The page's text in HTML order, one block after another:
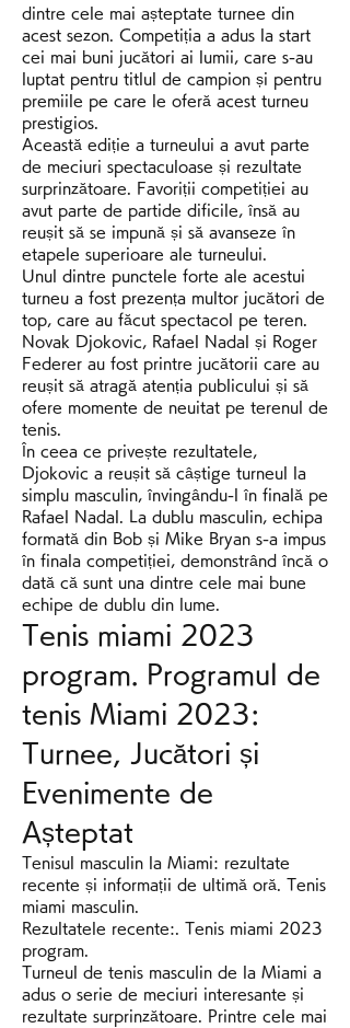
dintre cele mai așteptate turnee din
acest sezon. Competiția a adus la start
cei mai buni jucători ai lumii, care s-au
luptat pentru titlul de campion și pentru
premiile pe care le oferă acest turneu
prestigios.
Această ediție a turneului a avut parte
de meciuri spectaculoase și rezultate
surprinzătoare. Favoriții competiției au
avut parte de partide dificile, însă au
reușit să se impună și să avanseze în
etapele superioare ale turneului.
Unul dintre punctele forte ale acestui
turneu a fost prezența multor jucători de
top, care au făcut spectacol pe teren.
Novak Djokovic, Rafael Nadal și Roger
Federer au fost printre jucătorii care au
reușit să atragă atenția publicului și să
ofere momente de neuitat pe terenul de
tenis.
În ceea ce privește rezultatele,
Djokovic a reușit să câștige turneul la
simplu masculin, învingându-l în finală pe
Rafael Nadal. La dublu masculin, echipa
formată din Bob și Mike Bryan s-a impus
în finala competiției, demonstrând încă o
dată că sunt una dintre cele mai bune
echipe de dublu din lume.
Tenis miami 2023
program. Programul de
tenis Miami 2023:
Turnee, Jucători și
Evenimente de
Așteptat
Tenisul masculin la Miami: rezultate
recente și informații de ultimă oră. Tenis
miami masculin.
Rezultatele recente:. Tenis miami 2023
program.
Turneul de tenis masculin de la Miami a
adus o serie de meciuri interesante și
rezultate surprinzătoare. Printre cele mai